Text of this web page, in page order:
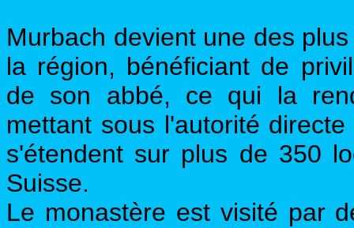
Murbach devient une des
la région, bénéficiant de
de son abbé, ce qui la
mettant sous l'autorité
s'étendent sur plus de 350
Suisse.
Le monastère est visité par